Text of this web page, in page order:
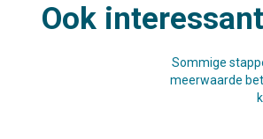
Ook
Sommige
meerwaarde